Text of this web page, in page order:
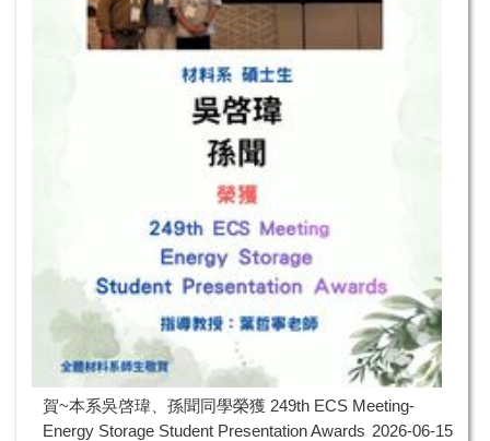
賀~本系吳啓瑋、孫聞同學榮獲 249th ECS Meeting-
Energy Storage Student Presentation Awards 2026-06-15